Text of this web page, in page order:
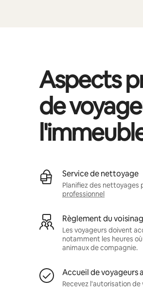
Aspects
de
Service de nettoyage
Planifiez des nettoyages
professionnel
Règlement du
Les voyageurs doivent
notamment les heures
animaux de compagnie.
Accueil de voyageurs
Recevez l'autorisation